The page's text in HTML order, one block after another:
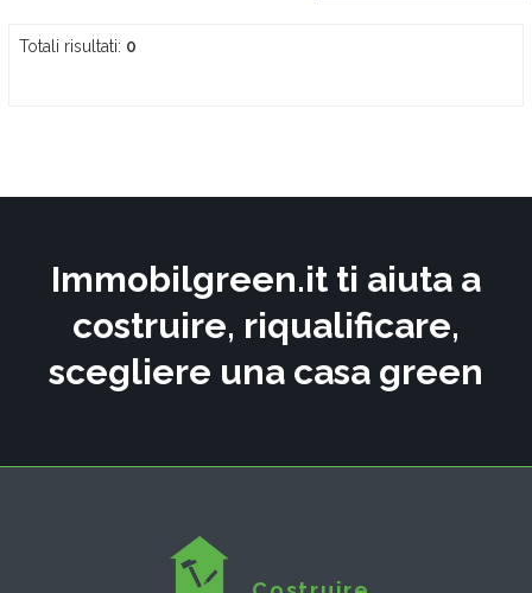
Totali risultati: 0
Immobilgreen.it ti aiuta a
costruire, riqualificare,
scegliere una casa green